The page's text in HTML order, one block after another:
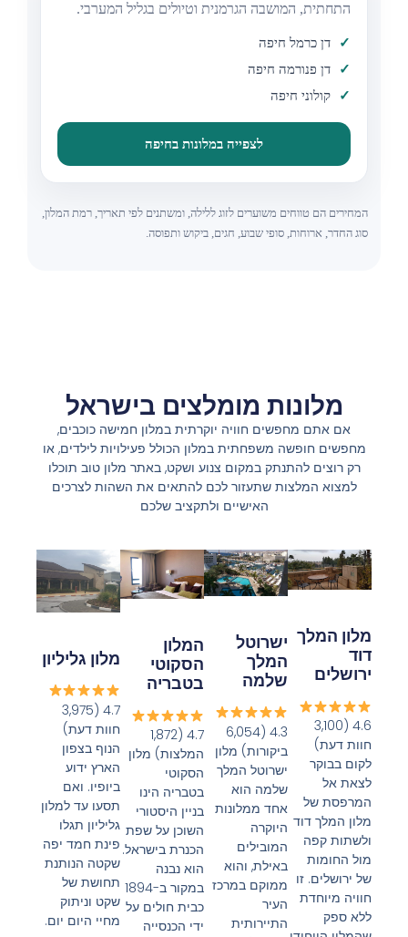
התחתית, המושבה הגרמנית וטיולים בגליל המערבי.
דן כרמל חיפה
דן פנורמה חיפה
קולוני חיפה
לצפייה במלונות בחיפה
המחירים הם טווחים משוערים לזוג ללילה, ומשתנים לפי תאריך, רמת המלון,
סוג החדר, ארוחות, סופי שבוע, חגים, ביקוש ותפוסה.
מלונות מומלצים בישראל
אם אתם מחפשים חוויה יוקרתית במלון חמישה כוכבים,
מחפשים חופשה משפחתית במלון הכולל פעילויות לילדים, או
רק רוצים להתנתק במקום צנוע ושקט, באתר מלון טוב תוכלו
למצוא המלצות שתעזור לכם להתאים את השהות לצרכים
האישיים ולתקציב שלכם
מלון המלך
דוד
ירושלים
4.6 (3,100
חוות דעת)
לקום בבוקר
לצאת אל
המרפסת של
מלון המלך דוד
ולשתות קפה
מול החומות
של ירושלים. זו
חוויה מיוחדת
ללא ספק
ישרוטל
המלך
שלמה
4.3 (6,054
ביקורות) מלון
ישרוטל המלך
שלמה הוא
אחד ממלונות
היוקרה
המובילים
באילת, והוא
ממוקם במרכז
העיר
התיירותית
המלון
הסקוטי
בטבריה
4.7 (1,872
המלצות) מלון
הסקוטי
בטבריה הינו
בניין היסטורי
השוכן על שפת
הכנרת בישראל.
הוא נבנה
במקור ב-1894
כבית חולים על
ידי הכנסייה
מלון גליליון
4.7 (3,975
חוות דעת)
הנוף בצפון
הארץ ידוע
ביופיו. ואם
תסעו עד למלון
גליליון תגלו
פינת חמד יפה
שקטה הנותנת
תחושת של
שקט וניתוק
מחיי היום יום.